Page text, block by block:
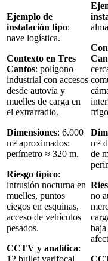
Ejemplo de
instalación tipo:
nave logística.
Contexto en Tres
Cantos: polígono
industrial con accesos
desde autovía y
muelles de carga en
el extrarradio.
Dimensiones: 6.000
m² aproximados:
perímetro ≈ 320 m.
Riesgo típico:
intrusión nocturna en
muelles, puntos
ciegos en esquinas,
acceso de vehículos
pesados.
CCTV y analítica:
m²
de
no